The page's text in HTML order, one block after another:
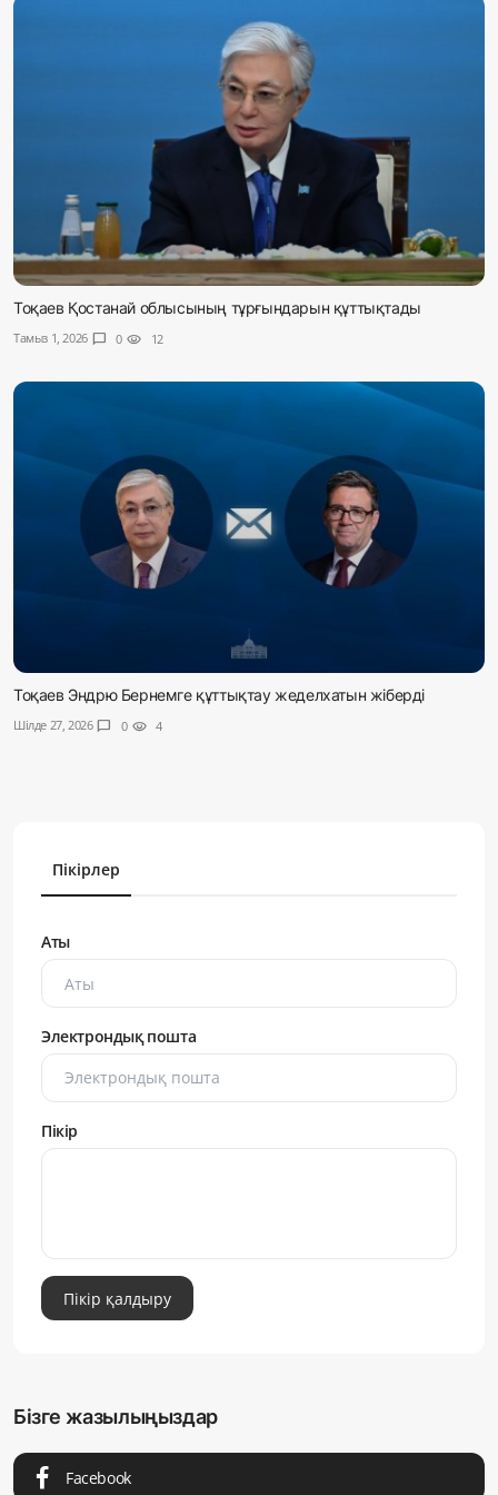
Тоқаев Қостанай облысының тұрғындарын құттықтады
Тамыз 1, 2026 chat_bubble 0 visibility 12
Тоқаев Эндрю Бернемге құттықтау жеделхатын жіберді
Шілде 27, 2026 chat_bubble 0 visibility 4
Пікірлер
Аты
Электрондық пошта
Пікір
Пікір қалдыру
Бізге жазылыңыздар
Facebook